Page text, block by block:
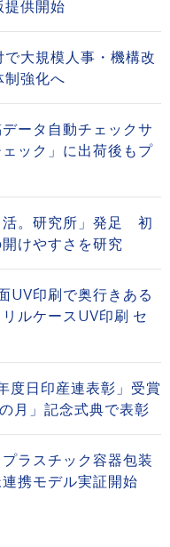
供開始
大規模人事・機構改
強化へ
ータ自動チェックサ
ック」に出荷後もプ
。研究所」発足 初
けやすさを研究
印刷で奥行きある
ルケースUV印刷 セ
日印産連表彰」受賞
月」記念式典で表彰
ラスチック容器包装
携モデル実証開始